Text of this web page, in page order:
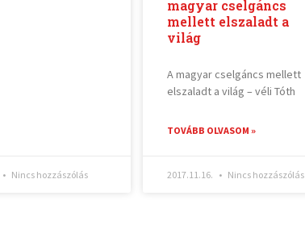
Nincs hozzászólás
magyar cselgáncs
mellett elszaladt a
világ
A magyar cselgáncs mellett
elszaladt a világ – véli Tóth
TOVÁBB OLVASOM »
2017.11.16. Nincs hozzászólás